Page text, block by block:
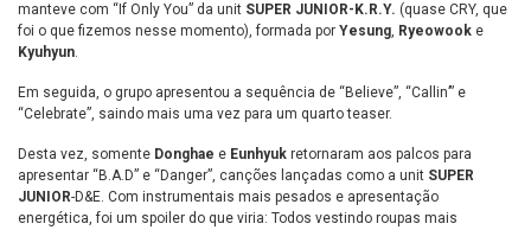
manteve com “If Only You” da unit SUPER JUNIOR-K.R.Y. (quase CRY, que
foi o que fizemos nesse momento), formada por Yesung, Ryeowook e
Kyuhyun.
Em seguida, o grupo apresentou a sequência de “Believe”, “Callin’” e
“Celebrate”, saindo mais uma vez para um quarto teaser.
Desta vez, somente Donghae e Eunhyuk retornaram aos palcos para
apresentar “B.A.D” e “Danger”, canções lançadas como a unit SUPER
JUNIOR-D&E. Com instrumentais mais pesados e apresentação
energética, foi um spoiler do que viria: Todos vestindo roupas mais